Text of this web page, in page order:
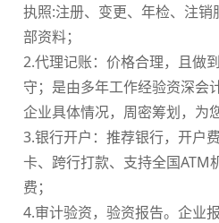
执照:注册、变更、年检、注
部资料；
2.代理记账：价格合理，且做
守；是由多年工作经验资深会
企业具体情况，周密筹划，为
3.银行开户：推荐银行，开户
卡、跨行打款、支持全国ATM
费；
4.审计验资，验资报告。企业